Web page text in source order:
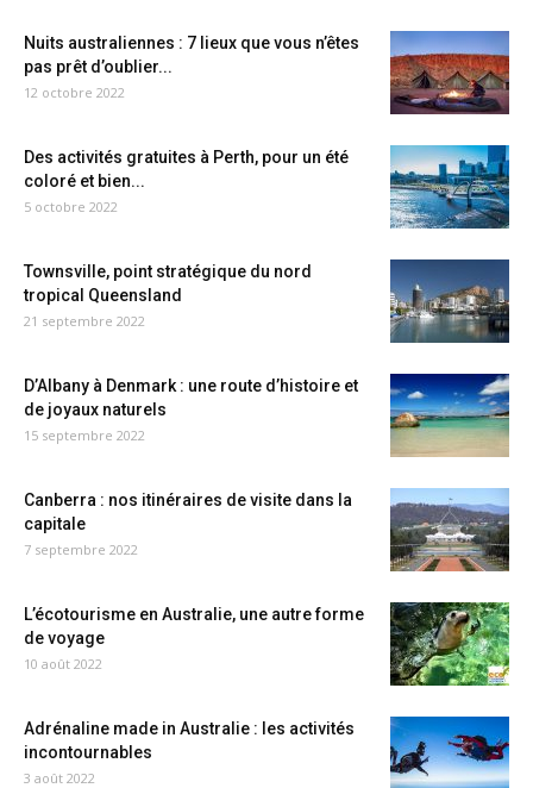
Nuits australiennes : 7 lieux que vous n’êtes
pas prêt d’oublier...
12 octobre 2022
Des activités gratuites à Perth, pour un été
coloré et bien...
5 octobre 2022
Townsville, point stratégique du nord
tropical Queensland
21 septembre 2022
D’Albany à Denmark : une route d’histoire et
de joyaux naturels
15 septembre 2022
Canberra : nos itinéraires de visite dans la
capitale
7 septembre 2022
L’écotourisme en Australie, une autre forme
de voyage
10 août 2022
Adrénaline made in Australie : les activités
incontournables
3 août 2022